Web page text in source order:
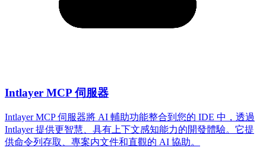
Intlayer MCP 伺服器
Intlayer MCP 伺服器將 AI 輔助功能整合到您的 IDE 中，透過
Intlayer 提供更智慧、具有上下文感知能力的開發體驗。它提
供命令列存取、專案内文件和直觀的 AI 協助。